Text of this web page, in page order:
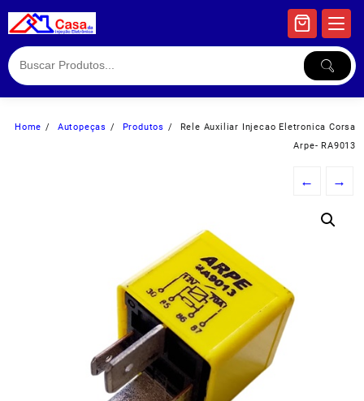
to
Home Autopeças Produtos
Rele Auxiliar Injecao Eletronica Corsa
Arpe- RA9013
← →